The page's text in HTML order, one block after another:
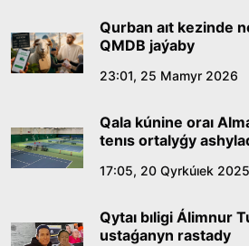
09:21, 21 Shilde 2026
Abaıdyń adam tárbıesi týraly
18:59, 20 Shilde 2026
Jasandy ıntellekt: adamzattyń
18:16, 20 Shilde 2026
Qurban aıt kezinde
QMDB jaýaby
23:01, 25 Mamyr 2026
Qala kúnine oraı
tenıs ortalyǵy
17:05, 20 Qyrkúıek 2025
Qytaı bıligi Álimnur
ustaǵanyn rastady